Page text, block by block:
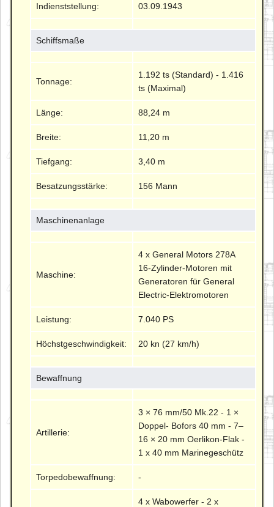
Indienststellung: 03.09.1943
Schiffsmaße
Tonnage:
1.192 ts (Standard) - 1.416
ts (Maximal)
Länge: 88,24 m
Breite: 11,20 m
Tiefgang: 3,40 m
Besatzungsstärke: 156 Mann
Maschinenanlage
Maschine:
4 x General Motors 278A
16-Zylinder-Motoren mit
Generatoren für General
Electric-Elektromotoren
Leistung: 7.040 PS
Höchstgeschwindigkeit: 20 kn (27 km/h)
Bewaffnung
Artillerie:
3 × 76 mm/50 Mk.22 - 1 ×
Doppel- Bofors 40 mm - 7–
16 × 20 mm Oerlikon-Flak -
1 x 40 mm Marinegeschütz
Torpedobewaffnung: -
4 x Wabowerfer - 2 x